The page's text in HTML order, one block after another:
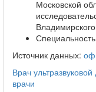
Московской
Источник данных:
Врач ультразвуковой
врачи